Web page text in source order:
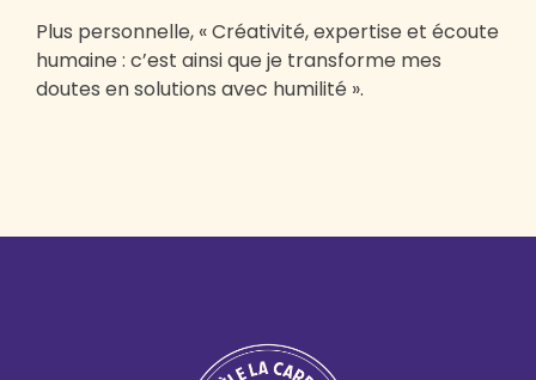
Plus personnelle, « Créativité, expertise et écoute
humaine : c’est ainsi que je transforme mes
doutes en solutions avec humilité ».